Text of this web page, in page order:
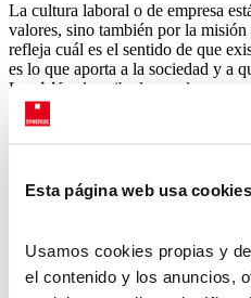
Esta página web usa cookies
Usamos cookies propias y
el contenido y los anuncios,
La cultura laboral o de empresa
valores, sino también por la
refleja cuál es el sentido de que
es lo que aporta a la sociedad y a
La
visión
describe lo que la
que está más allá del beneficio
Losvalores
, como hemos
Esos modos de hacer son
trabajo del departamento de
expuestos. Uno de ellos es la
fase
evaluación del desempeño de
desarrollo de la carrerade los